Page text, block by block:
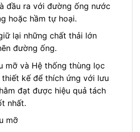
đầu ra với đường ống nước
hoặc hầm tự hoại.
lại những chất thải lớn
đường ống.
mỡ và Hệ thống thùng lọc
kế để thích ứng với lưu
đạt được hiệu quả tách
nhất.
mỡ